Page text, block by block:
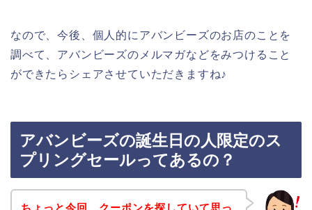
なので、今後、個人的にアバンビーズのお店のことを
調べて、アバンビーズのメルマガなどをみつけること
ができたらシェアさせていただきますね♪
アバンビーズの誕生日の人限定のス
プリングセールってあるの？
ちょっと今回、クーポンを探していて思っ